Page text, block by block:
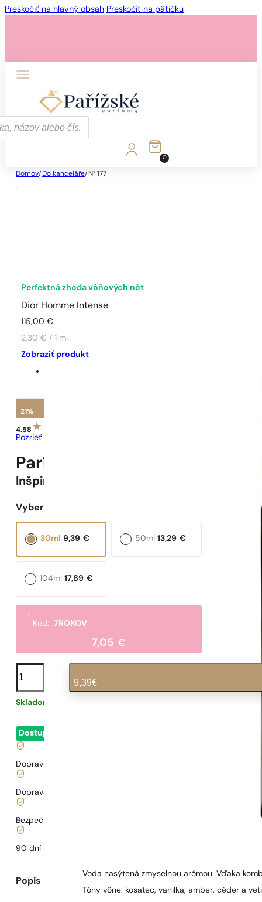
Preskočiť na hlavný obsah Preskočiť na pätičku
0
Domov/ Do kanceláře/ N° 177
Perfektná zhoda vôňových nôt
Dior Homme Intense
115,00€
2,30 € / 1 ml
Zobraziť produkt
21%
4.58
Pozrieť recenzie
Parížske Parfumy N° 177 -
Inšpirované
Vyberte objem:
9,39 €
30ml 13,29 €
50ml
17,89 €
104ml
i
Kód:7ROKOV
7,05 €
množstvo
N°
177
9,39€
Skladom
Dostupné
Doprava zadarmo od
Doprava od
Bezpečné nakupovanie a platby
90 dní na
Popis parfumu
Voda nasýtená zmyselnou arómou. Vďaka
Tóny vône: kosatec, vanilka, amber, céder a